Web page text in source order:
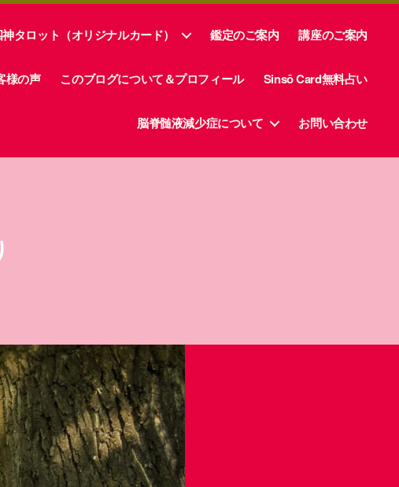
タロット（オリジナルカード） 鑑定のご案内 講座のご案内
様の声 このブログについて＆プロフィール Sinsō Card無料占い
脳脊髄液減少症について お問い合わせ